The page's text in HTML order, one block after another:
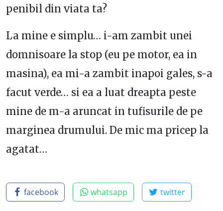
penibil din viata ta?
La mine e simplu… i-am zambit unei
domnisoare la stop (eu pe motor, ea in
masina), ea mi-a zambit inapoi gales, s-a
facut verde… si ea a luat dreapta peste
mine de m-a aruncat in tufisurile de pe
marginea drumului. De mic ma pricep la
agatat…
facebook whatsapp twitter